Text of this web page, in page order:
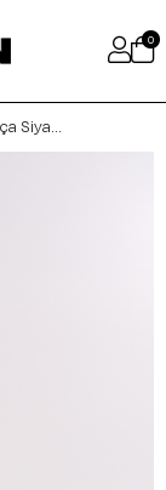
0
Maraton Comfort Erkek Ribana Paça Siyah Eşofman Altı